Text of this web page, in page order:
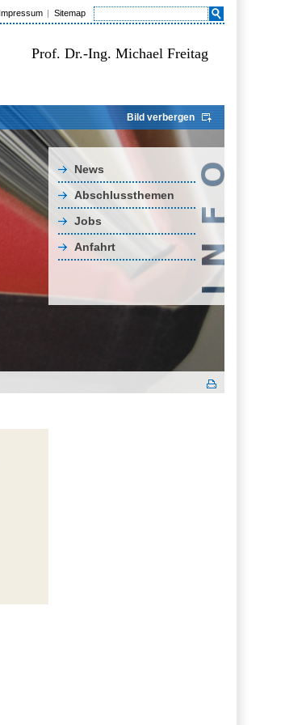
Impressum Sitemap
Prof. Dr.-Ing. Michael Freitag
Bild verbergen
News
Abschlussthemen
Jobs
Anfahrt